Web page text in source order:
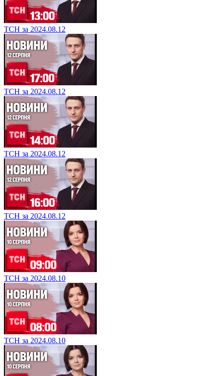
ТСН за 2024.08.12
ТСН за 2024.08.12
ТСН за 2024.08.12
ТСН за 2024.08.12
ТСН за 2024.08.10
ТСН за 2024.08.10